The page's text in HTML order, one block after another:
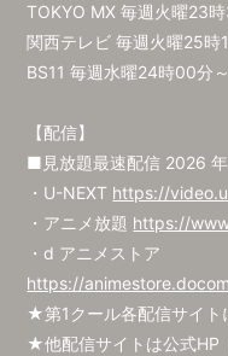
TOKYO MX 毎週火曜23
関西テレビ 毎週火曜25時
BS11 毎週水曜24時00分～
【配信】
■見放題最速配信 2026
・U-NEXT https://
・アニメ放題 https://
・d アニメストア
https://
★第1クール各配信サイト
★他配信サイトは公式HP